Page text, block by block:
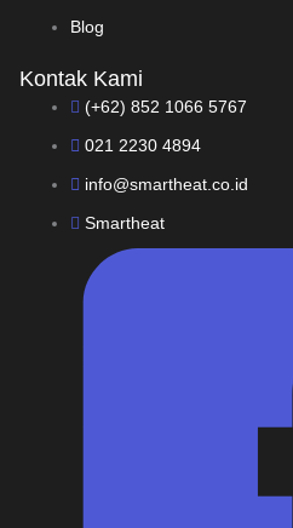
Blog
Kontak Kami
(+62) 852 1066 5767
021 2230 4894
info@smartheat.co.id
Smartheat